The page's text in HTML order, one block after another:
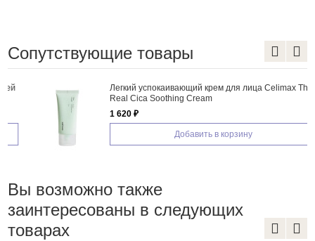
Сопутствующие товары
Легкий успокаивающий крем для лица Celimax The
Real Cica Soothing Cream
1 620 ₽
Добавить в корзину
Вы возможно также
заинтересованы в следующих
товарах